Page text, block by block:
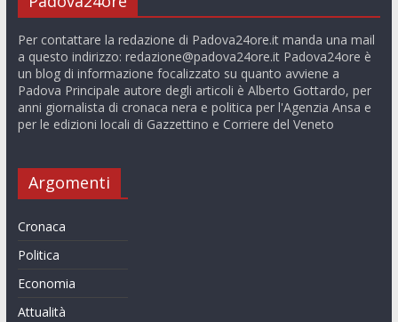
Per contattare la redazione di Padova24ore.it manda una mail
a questo indirizzo: redazione@padova24ore.itPadova24ore è
un blog di informazione focalizzato su quanto avviene a
Padova Principale autore degli articoli è Alberto Gottardo, per
anni giornalista di cronaca nera e politica per l'Agenzia Ansa e
per le edizioni locali di Gazzettino e Corriere del Veneto
Argomenti
Cronaca
Politica
Economia
Attualità